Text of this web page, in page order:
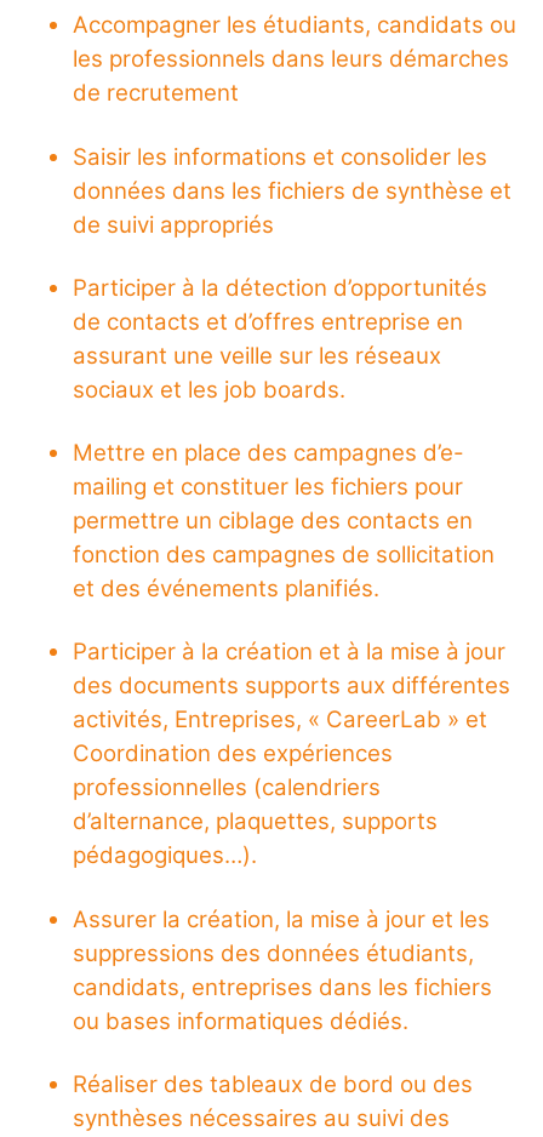
Accompagner les étudiants, candidats ou
les professionnels dans leurs démarches
de recrutement
Saisir les informations et consolider les
données dans les fichiers de synthèse et
de suivi appropriés
Participer à la détection d’opportunités
de contacts et d’offres entreprise en
assurant une veille sur les réseaux
sociaux et les job boards.
Mettre en place des campagnes d’e-
mailing et constituer les fichiers pour
permettre un ciblage des contacts en
fonction des campagnes de sollicitation
et des événements planifiés.
Participer à la création et à la mise à jour
des documents supports aux différentes
activités, Entreprises, « CareerLab » et
Coordination des expériences
professionnelles (calendriers
d’alternance, plaquettes, supports
pédagogiques…).
Assurer la création, la mise à jour et les
suppressions des données étudiants,
candidats, entreprises dans les fichiers
ou bases informatiques dédiés.
Réaliser des tableaux de bord ou des
synthèses nécessaires au suivi des